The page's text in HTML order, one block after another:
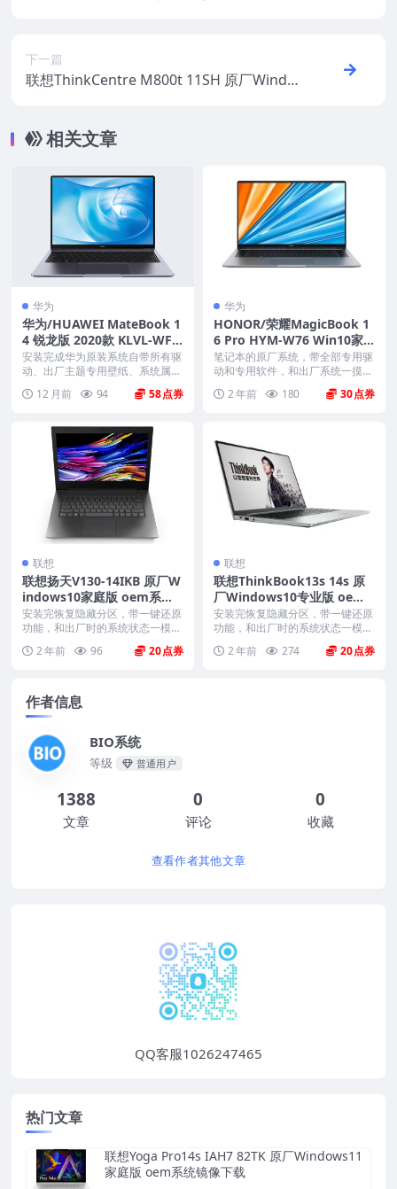
下一篇
联想ThinkCentre M800t 11SH 原厂Windo
相关文章
华为
华为/HUAWEI MateBook 1
4 锐龙版 2020款 KLVL-WFX
XX 原厂Win10-2004系统 工
厂文件 带F10智能还原
安装完成华为原装系统自带所有驱
动、出厂主题专用壁纸、系统属性
联机支持标志、Off...
12 月前 94 58
华为
HONOR/荣耀MagicBook 1
6 Pro HYM-W76 Win10家
庭版 原厂oem系统
笔记本的原厂系统，带全部专用驱
动和专用软件，和出厂系统一摸一
样。不带一键还原功能...
2 年前 180 30
联想
联想扬天V130-14IKB 原厂W
indows10家庭版 oem系统
镜像下载
安装完恢复隐藏分区，带一键还原
功能，和出厂时的系统状态一模一
2 年前 96 20
联想
联想ThinkBook13s 14s 原
厂Windows10专业版 oem
系统镜像下载
安装完恢复隐藏分区，带一键还原
功能，和出厂时的系统状态一模一
2 年前 274 20
作者信息
BIO系统
等级 普通用户
1388
文章
0
评论
0
收藏
查看作者其他文章
QQ客服1026247465
热门文章
联想Yoga Pro14s IAH7 82TK 原厂Windows11
家庭版 oem系统镜像下载